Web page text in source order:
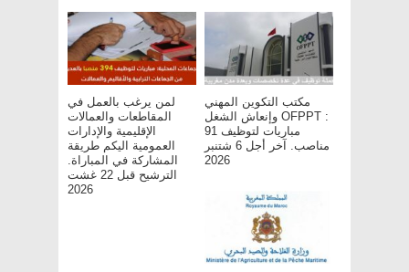
لمن يرغب بالعمل في
المقاطعات والعمالات
الإقليمية والإدارات
العمومية اليكم طريقة
المشاركة في المباراة.
الترشيح قبل 22 غشت
2026
مكتب التكوين المهني
وإنعاش الشغل OFPPT :
مباريات لتوظيف 91
مناصب. آخر أجل 6 شتنبر
2026